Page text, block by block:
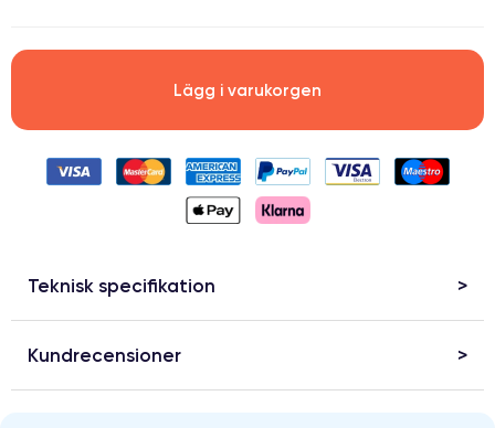
Lägg i varukorgen
Teknisk specifikation
Kundrecensioner